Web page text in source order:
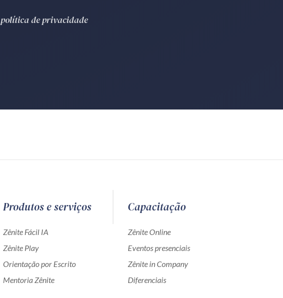
política de privacidade
Produtos e serviços
Zênite Fácil IA
Zênite Play
Orientação por Escrito
Mentoria Zênite
Capacitação
Zênite Online
Eventos presenciais
Zênite in Company
Diferenciais